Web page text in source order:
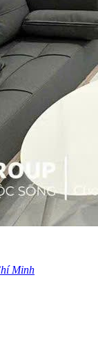
Minh